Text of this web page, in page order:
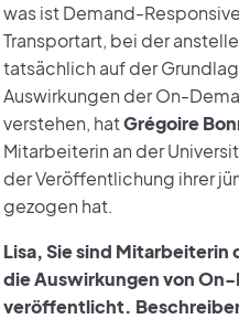
was ist Demand-
Transportart, bei der
tatsächlich auf der
Auswirkungen der On-
verstehen, hatGrégoire
Mitarbeiterin an der
der Veröffentlichung ihrer
gezogen hat.
Lisa, Sie sind Mitarbeiterin
die Auswirkungen von
veröffentlicht.